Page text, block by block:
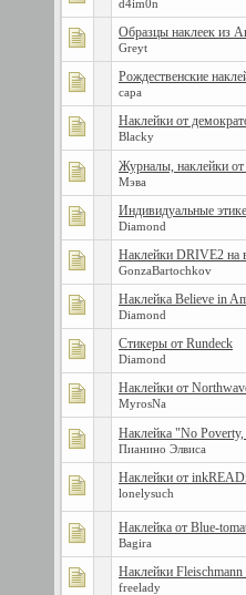
d4im0n
Образцы наклеек из
Greyt
Рождественские
capa
Наклейки от
Blacky
Журналы, наклейки
Мэва
Индивидуальные
Diamond
Наклейки DRIVE2 на
GonzaBartochkov
Наклейка Believe in
Diamond
Стикеры от Rundeck
Diamond
Наклейки от
MyrosNa
Наклейка "No
Пианино Элвиса
Наклейки от
lonelysuch
Наклейка от Blue-
Bagira
Наклейки Fleischmann
freelady